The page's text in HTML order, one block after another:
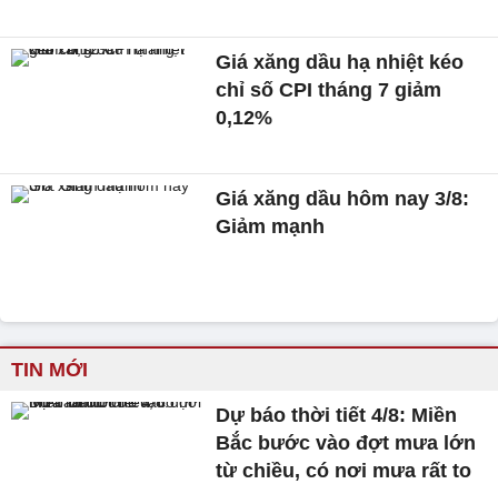
Giá xăng dầu hạ nhiệt kéo
chỉ số CPI tháng 7 giảm
0,12%
Giá xăng dầu hôm nay 3/8:
Giảm mạnh
TIN MỚI
Dự báo thời tiết 4/8: Miền
Bắc bước vào đợt mưa lớn
từ chiều, có nơi mưa rất to